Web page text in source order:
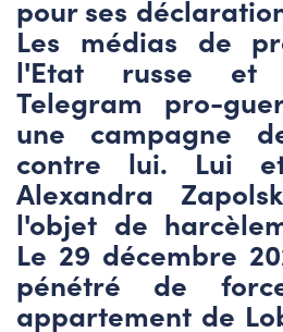
pour ses
Les médias de
l'Etat russe et
Telegram pro-
une campagne
contre lui. Lui
Alexandra
l'objet de
Le 29 décembre
pénétré de
appartement de